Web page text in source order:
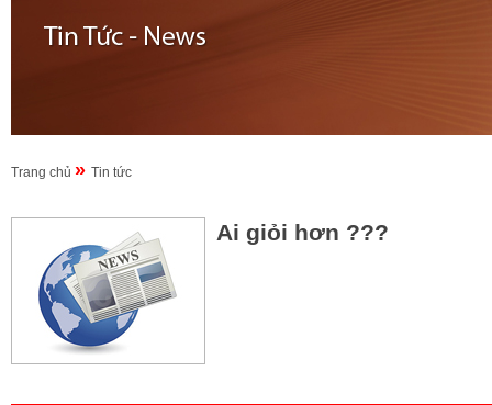
Trang chủ » Tin tức
Ai giỏi hơn ???